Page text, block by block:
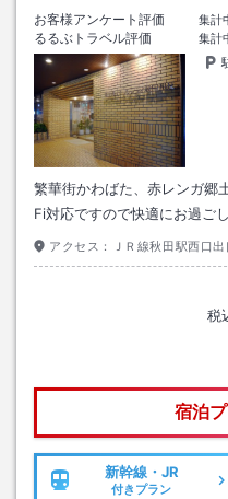
お客様アンケート評価
集計
るるぶトラベル評価
集計
繁華街かわばた、赤レンガ郷
Fi対応ですので快適にお過ご
アクセス： ＪＲ線秋田駅西口
税
宿泊
新幹線・JR
付きプラン